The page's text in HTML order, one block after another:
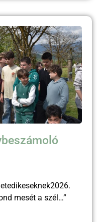
mesét a szél…”